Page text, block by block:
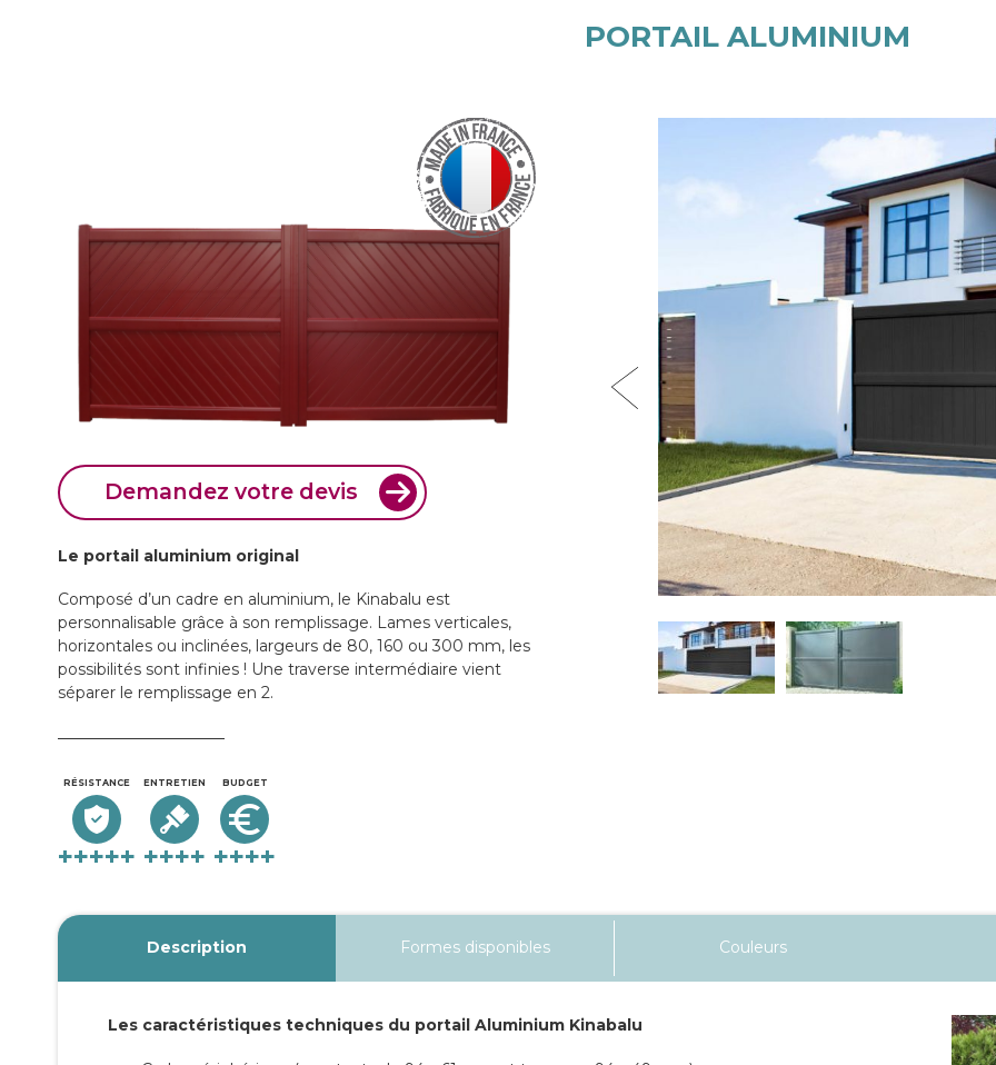
PORTAIL ALUMINIUM
Demandez votre devis
Le portail aluminium original
Composé d’un cadre en aluminium, le Kinabalu est
personnalisable grâce à son remplissage. Lames verticales,
horizontales ou inclinées, largeurs de 80, 160 ou 300 mm, les
possibilités sont infinies ! Une traverse intermédiaire vient
séparer le remplissage en 2.
RÉSISTANCE ENTRETIEN BUDGET
Description Formes disponibles Couleurs
Les caractéristiques techniques du portail Aluminium Kinabalu